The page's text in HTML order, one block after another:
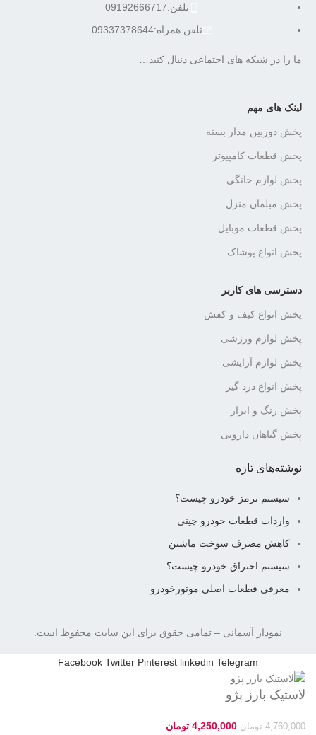
تلفن:09192666717
تلفن همراه:09337378644
ما را در شبکه های اجتماعی دنبال کنید…
لینک های مهم
پخش دوربین مدار بسته
پخش قطعات کامپیوتر
پخش لوازم خانگی
پخش مبلمان منزل
پخش قطعات موبایل
پخش انواع پوشاک
دسترسی های کاربر
پخش انواع کیف و کفش
پخش لوازم ورزشی
پخش لوازم آرایشی
پخش انواع دزد گیر
پخش رنگ و ابزار
پخش گیاهان دارویی
نوشته‌های تازه
سیستم ترمز خودرو چیست؟
واردات قطعات خودرو چینی
کاهش مصرف سوخت ماشین
سیستم احتراق خودرو چیست؟
معرفی قطعات اصلی موتورخودرو
نمودار آسمانی – تمامی حقوق برای این سایت محفوظ است.
Facebook Twitter Pinterest linkedin Telegram
لاستیک بارز پژو
4,760,000 تومان 4,250,000 تومان